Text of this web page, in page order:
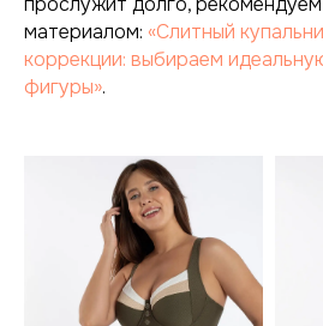
материалом: «Слитный
коррекции: выбираем
фигуры».